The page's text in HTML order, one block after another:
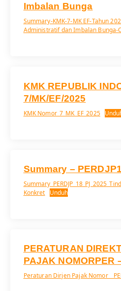
Imbalan Bunga
Summary-KMK-7-MK EF-Tahun
Administratif dan Imbalan Bunga-
KMK REPUBLIK
7/MK/EF/2025
KMK Nomor_7_MK_EF_2025
Summary –
Konkret
Unduh
PERATURAN
PAJAK NOMORPER
Peraturan Dirjen Pajak Nomor _